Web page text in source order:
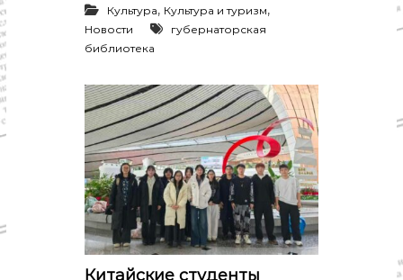
Культура, Культура и туризм,
Новости
губернаторская
библиотека
Китайские студенты